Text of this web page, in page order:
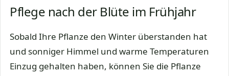
Pflege nach der Blüte im Frühjahr
Sobald Ihre Pflanze den Winter überstanden hat
und sonniger Himmel und warme Temperaturen
Einzug gehalten haben, können Sie die Pflanze